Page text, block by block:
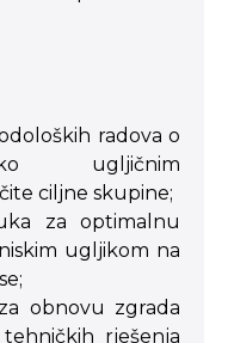
radova o
ugljičnim
ciljne skupine;
za optimalnu
ugljikom na
obnovu zgrada
tehničkih rješenja